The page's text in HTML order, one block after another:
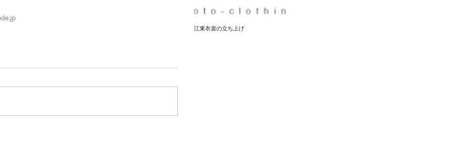
江東衣裳の立ち上げ